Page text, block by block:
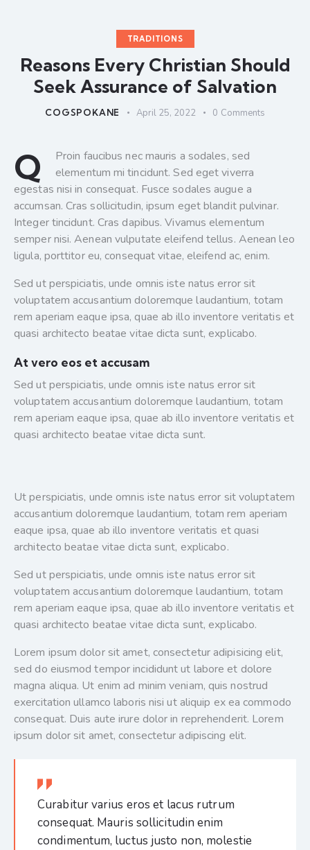
TRADITIONS
Reasons Every Christian Should
Seek Assurance of Salvation
COGSPOKANE April 25, 2022 0 Comments
Q
Proin faucibus nec mauris a sodales, sed
elementum mi tincidunt. Sed eget viverra
egestas nisi in consequat. Fusce sodales augue a
accumsan. Cras sollicitudin, ipsum eget blandit pulvinar.
Integer tincidunt. Cras dapibus. Vivamus elementum
semper nisi. Aenean vulputate eleifend tellus. Aenean leo
ligula, porttitor eu, consequat vitae, eleifend ac, enim.
Sed ut perspiciatis, unde omnis iste natus error sit
voluptatem accusantium doloremque laudantium, totam
rem aperiam eaque ipsa, quae ab illo inventore veritatis et
quasi architecto beatae vitae dicta sunt, explicabo.
At vero eos et accusam
Sed ut perspiciatis, unde omnis iste natus error sit
voluptatem accusantium doloremque laudantium, totam
rem aperiam eaque ipsa, quae ab illo inventore veritatis et
quasi architecto beatae vitae dicta sunt.
Ut perspiciatis, unde omnis iste natus error sit voluptatem
accusantium doloremque laudantium, totam rem aperiam
eaque ipsa, quae ab illo inventore veritatis et quasi
architecto beatae vitae dicta sunt, explicabo.
Sed ut perspiciatis, unde omnis iste natus error sit
voluptatem accusantium doloremque laudantium, totam
rem aperiam eaque ipsa, quae ab illo inventore veritatis et
quasi architecto beatae vitae dicta sunt, explicabo.
Lorem ipsum dolor sit amet, consectetur adipisicing elit,
sed do eiusmod tempor incididunt ut labore et dolore
magna aliqua. Ut enim ad minim veniam, quis nostrud
exercitation ullamco laboris nisi ut aliquip ex ea commodo
consequat. Duis aute irure dolor in reprehenderit. Lorem
ipsum dolor sit amet, consectetur adipiscing elit.
Curabitur varius eros et lacus rutrum
consequat. Mauris sollicitudin enim
condimentum, luctus justo non, molestie